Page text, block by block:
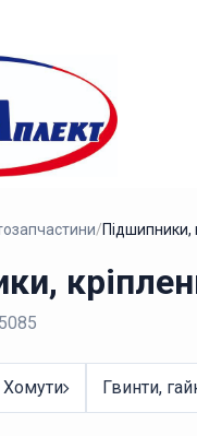
/Підшипники,
Хомути Гвинти,